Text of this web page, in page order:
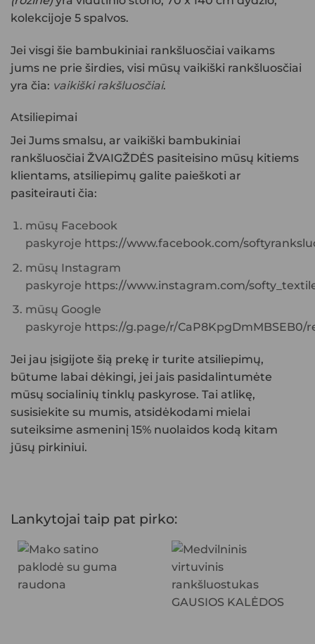
kolekcijoje 5 spalvos.
Jei visgi šie bambukiniai rankšluosčiai vaikams
jums ne prie širdies, visi mūsų vaikiški rankšluosčiai
yra čia: vaikiški rakšluosčiai.
Atsiliepimai
Jei Jums smalsu, ar vaikiški bambukiniai
rankšluosčiai ŽVAIGŽDĖS pasiteisino mūsų kitiems
klientams, atsiliepimų galite paieškoti ar
pasiteirauti čia:
mūsų Facebook
paskyroje https://www.facebook.com/
mūsų Instagram
paskyroje https://www.instagram.com/
mūsų Google
paskyroje https://g.page/r/CaP8KpgDmMBSEB0/
Jei jau įsigijote šią prekę ir turite atsiliepimų,
būtume labai dėkingi, jei jais pasidalintumėte
mūsų socialinių tinklų paskyrose. Tai atlikę,
susisiekite su mumis, atsidėkodami mielai
suteiksime asmeninį 15% nuolaidos kodą kitam
jūsų pirkiniui.
Lankytojai taip pat pirko: